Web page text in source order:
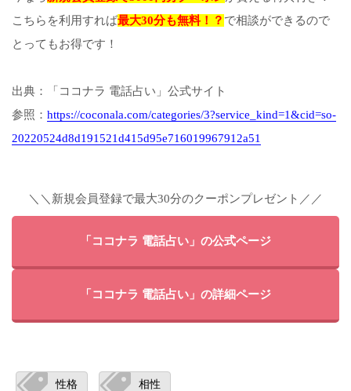
こちらを利用すれば最大30分も無料！？ で相談ができるので
とってもお得です！
出典：「ココナラ 電話占い」公式サイト
参照： https://coconala.com/categories/3?service_kind=1&cid=so-
20220524d8d191521d415d95e716019967912a51
＼＼新規会員登録で最大30分のクーポンプレゼント／／
「ココナラ 電話占い」の公式ページ
「ココナラ 電話占い」の詳細ページ
性格 相性